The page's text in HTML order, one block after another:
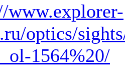
www.explorer-
optics/
1564%20/